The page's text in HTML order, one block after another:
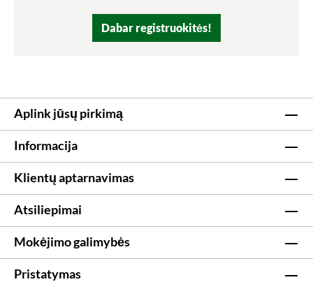
Dabar registruokitės!
Aplink jūsų pirkimą
Informacija
Klientų aptarnavimas
Atsiliepimai
Mokėjimo galimybės
Pristatymas